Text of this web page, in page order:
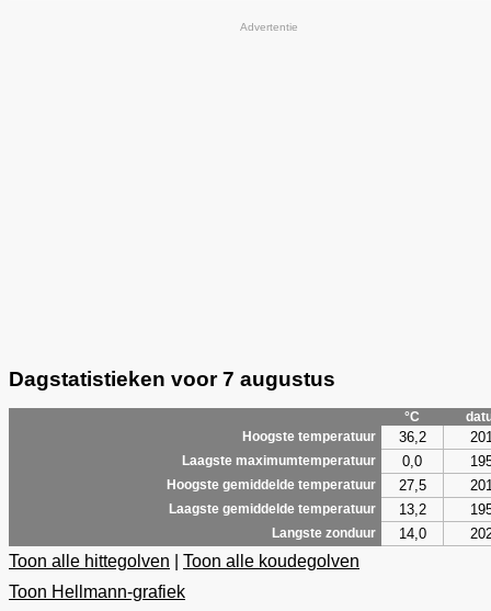
Advertentie
Dagstatistieken voor 7 augustus
°C
Hoogste temperatuur
36,2
Laagste maximumtemperatuur 0,0
Hoogste gemiddelde temperatuur 27,5
Laagste gemiddelde temperatuur 13,2
Langste zonduur 14,0
Toon alle hittegolven
Toon alle koudegolven
Toon Hellmann-grafiek